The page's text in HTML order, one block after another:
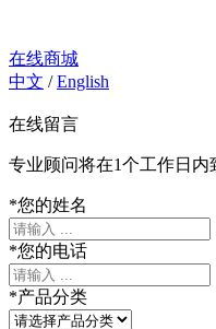
在线商城
中文 /English
在线留言
专业顾问将在1个工作日
*您的姓名
*您的电话
*产品分类